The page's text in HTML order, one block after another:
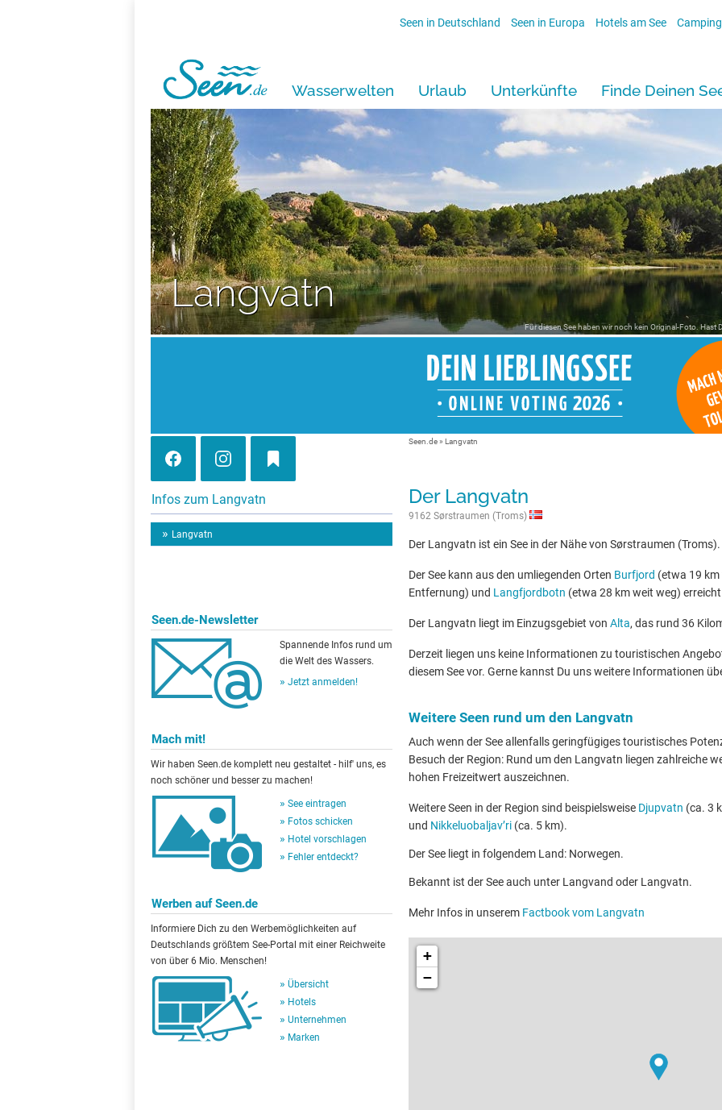
Seen in Deutschland Seen in Europa Hotels am See
Wasserwelten Urlaub Unterkünfte Finde Deinen
Langvatn
Für diesen See haben wir noch kein Original-Foto. Hast
Infos zum Langvatn
Langvatn
Seen.de-Newsletter
Spannende Infos rund um
die Welt des Wassers.
Jetzt anmelden!
Mach mit!
Wir haben Seen.de komplett neu gestaltet - hilf' uns, es
noch schöner und besser zu machen!
See eintragen
Fotos schicken
Hotel vorschlagen
Fehler entdeckt?
Werben auf Seen.de
Informiere Dich zu den Werbemöglichkeiten auf
Deutschlands größtem See-Portal mit einer Reichweite
von über 6 Mio. Menschen!
Übersicht
Hotels
Unternehmen
Marken
Seen.de» Langvatn
Der Langvatn
9162 Sørstraumen (Troms)
Der Langvatn ist ein See in der Nähe von Sørstraumen (Troms).
Der See kann aus den umliegenden Orten Burfjord (etwa 19 km
Entfernung) und Langfjordbotn (etwa 28 km weit weg)
Der Langvatn liegt im Einzugsgebiet von Alta, das rund 36
Derzeit liegen uns keine Informationen zu touristischen
diesem See vor. Gerne kannst Du uns weitere Informationen
Weitere Seen rund um den Langvatn
Auch wenn der See allenfalls geringfügiges touristisches
Besuch der Region: Rund um den Langvatn liegen zahlreiche
hohen Freizeitwert auszeichnen.
Weitere Seen in der Region sind beispielsweise Djupvatn (ca. 3
und Nikkeluobaljav’ri (ca. 5 km).
Der See liegt in folgendem Land: Norwegen.
Bekannt ist der See auch unter Langvand oder Langvatn.
Mehr Infos in unserem Factbook vom Langvatn
+
−